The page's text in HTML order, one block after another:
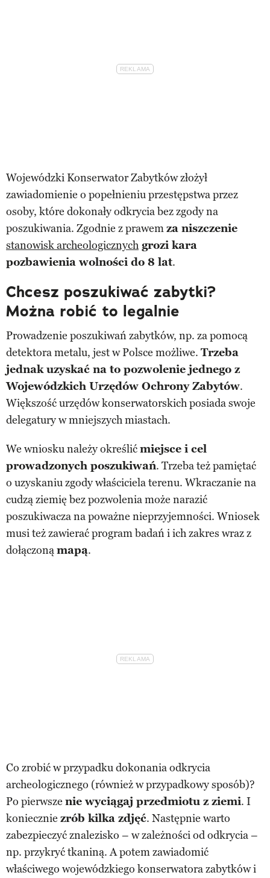
Wojewódzki Konserwator Zabytków złożył
zawiadomienie o popełnieniu przestępstwa przez
osoby, które dokonały odkrycia bez zgody na
poszukiwania. Zgodnie z prawemza niszczenie
stanowisk archeologicznych grozi kara
pozbawienia wolności do 8 lat.
Chcesz poszukiwać zabytki?
Można robić to legalnie
Prowadzenie poszukiwań zabytków, np. za pomocą
detektora metalu, jest w Polsce możliwe. Trzeba
jednak uzyskać na to pozwolenie jednego z
Wojewódzkich Urzędów Ochrony Zabytów.
Większość urzędów konserwatorskich posiada swoje
delegatury w mniejszych miastach.
We wniosku należy określićmiejsce i cel
prowadzonych poszukiwań. Trzeba też pamiętać
o uzyskaniu zgody właściciela terenu. Wkraczanie na
cudzą ziemię bez pozwolenia może narazić
poszukiwacza na poważne nieprzyjemności. Wniosek
musi też zawierać program badań i ich zakres wraz z
dołączonąmapą.
Co zrobić w przypadku dokonania odkrycia
archeologicznego (również w przypadkowy sposób)?
Po pierwsze nie wyciągaj przedmiotu z ziemi. I
koniecznie zrób kilka zdjęć. Następnie warto
zabezpieczyć znalezisko – w zależności od odkrycia –
np. przykryć tkaniną. A potem zawiadomić
właściwego wojewódzkiego konserwatora zabytków i